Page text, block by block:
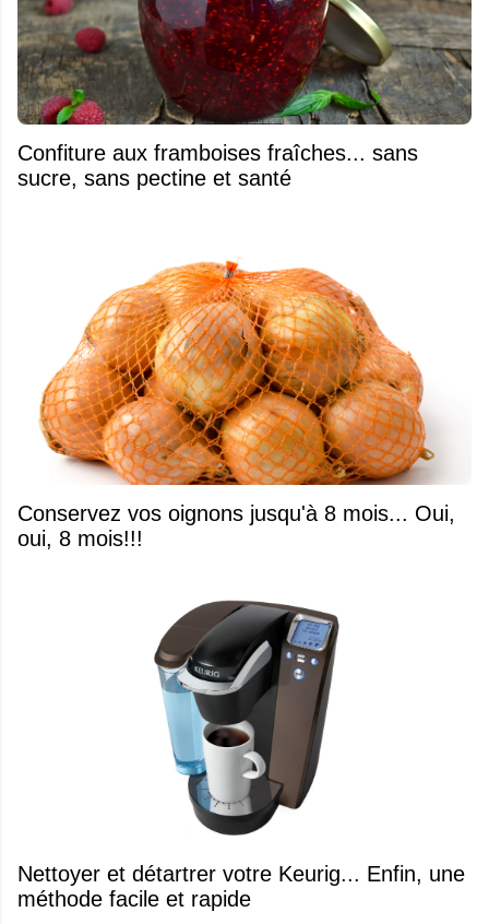
Confiture aux framboises fraîches... sans
sucre, sans pectine et santé
Conservez vos oignons jusqu'à 8 mois... Oui,
oui, 8 mois!!!
Nettoyer et détartrer votre Keurig... Enfin, une
méthode facile et rapide